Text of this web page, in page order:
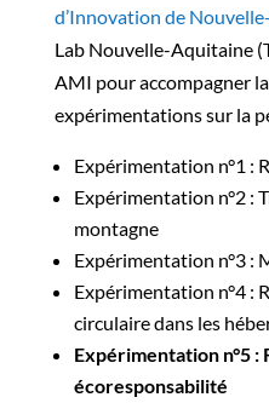
d’Innovation de
Lab Nouvelle-Aquitaine
AMI pour accompagner
expérimentations sur la
Expérimentation n°1 :
Expérimentation n°2 :
montagne
Expérimentation n°3 :
Expérimentation n°4 :
circulaire dans les
Expérimentation n°5 :
écoresponsabilité